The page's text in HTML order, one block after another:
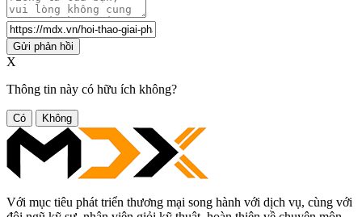
Gửi phản hồi
X
Thông tin này có hữu ích không?
Có Không
Với mục tiêu phát triển thương mại song hành với dịch vụ, cùng với